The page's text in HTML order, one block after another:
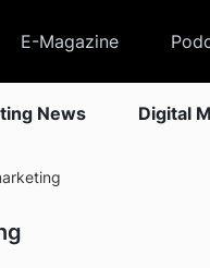
E-Magazine
News Digital